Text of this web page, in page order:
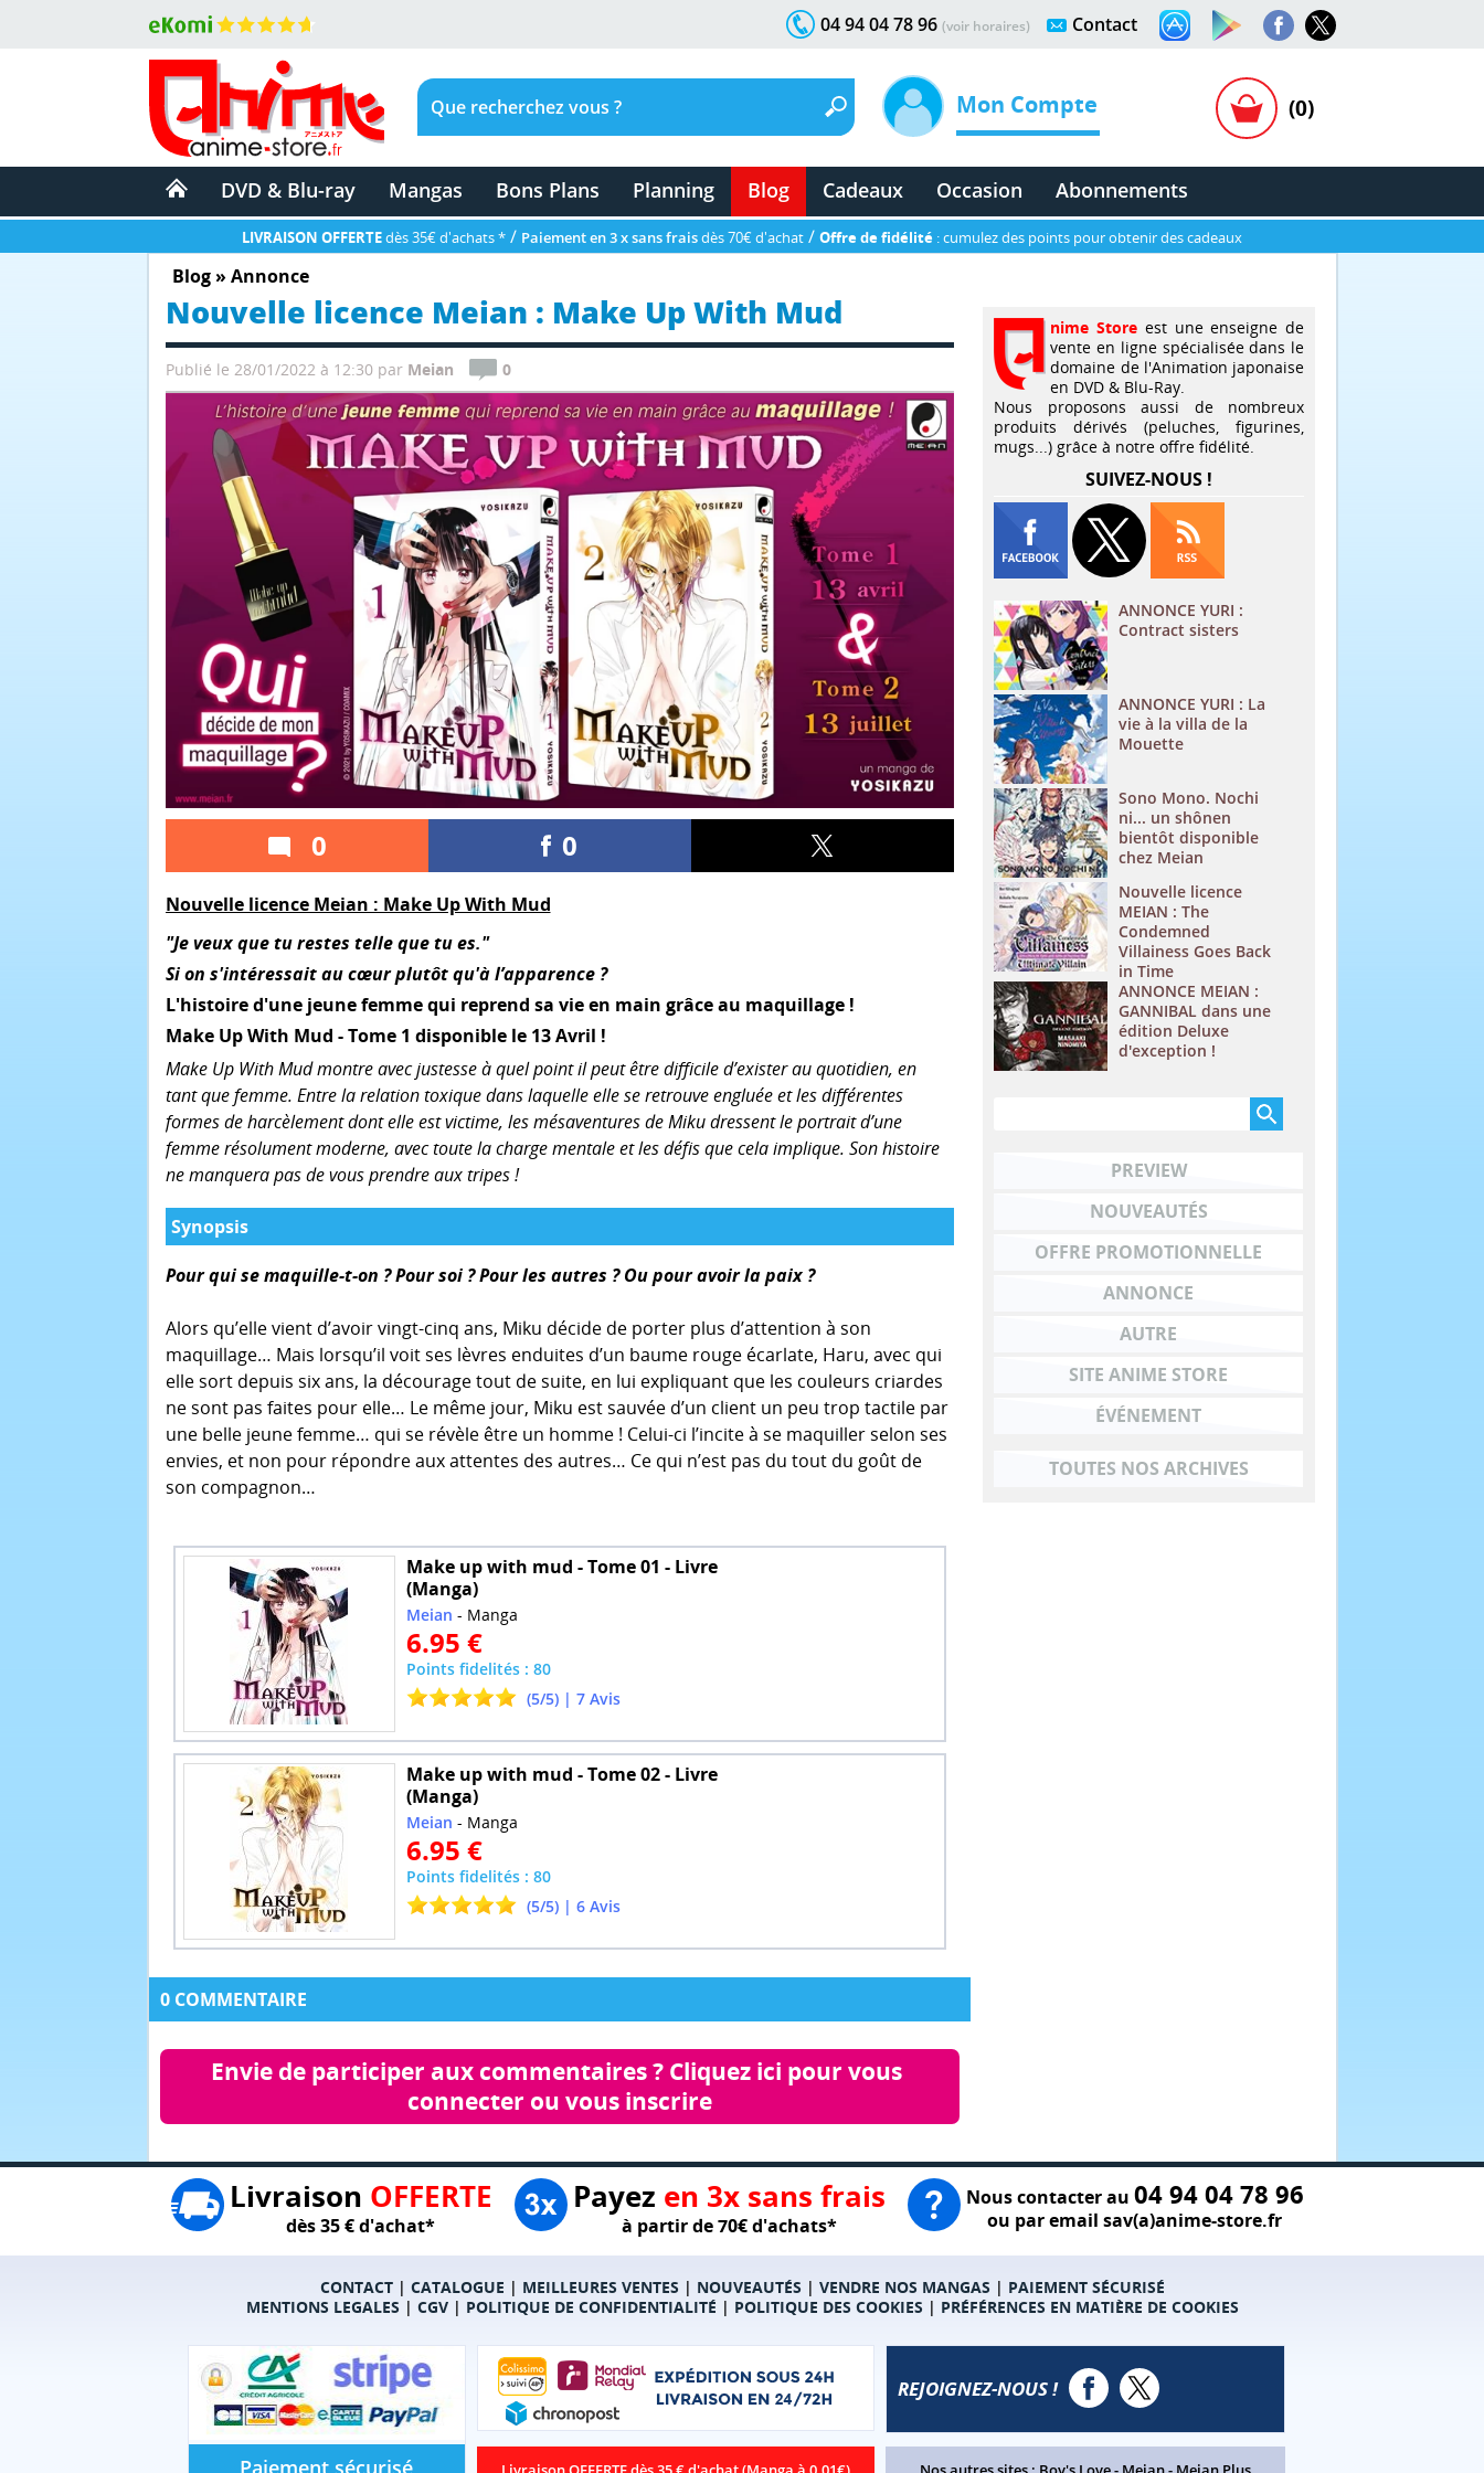
Contact
04 94 04 78 96 (voir horaires)
Mon Compte (0)
DVD & Blu-ray Mangas Bons Plans Planning Blog Cadeaux Occasion Abonnements
LIVRAISON OFFERTEdès 35€ d'achats * / Paiement en 3 x sans fraisdès 70€ d'achat / Offre de fidélité : cumulez des points pour obtenir des cadeaux
Blog» Annonce
Nouvelle licence Meian : Make Up With Mud
Publié le 28/01/2022 à 12:30 par Meian 0
0 0
Nouvelle licence Meian : Make Up With Mud
"Je veux que tu restes telle que tu es."
Si on s'intéressait au cœur plutôt qu'à l’apparence ?
L'histoire d'une jeune femme qui reprend sa vie en main grâce au maquillage !
Make Up With Mud - Tome 1 disponible le 13 Avril !
Make Up With Mud montre avec justesse à quel point il peut être difficile d’exister au quotidien, en
tant que femme. Entre la relation toxique dans laquelle elle se retrouve engluée et les différentes
formes de harcèlement dont elle est victime, les mésaventures de Miku dressent le portrait d’une
femme résolument moderne, avec toute la charge mentale et les défis que cela implique. Son histoire
ne manquera pas de vous prendre aux tripes !
Synopsis
Pour qui se maquille-t-on ? Pour soi ? Pour les autres ? Ou pour avoir la paix ?
Alors qu’elle vient d’avoir vingt-cinq ans, Miku décide de porter plus d’attention à son
maquillage… Mais lorsqu’il voit ses lèvres enduites d’un baume rouge écarlate, Haru, avec qui
elle sort depuis six ans, la décourage tout de suite, en lui expliquant que les couleurs criardes
ne sont pas faites pour elle… Le même jour, Miku est sauvée d’un client un peu trop tactile par
une belle jeune femme… qui se révèle être un homme ! Celui-ci l’incite à se maquiller selon ses
envies, et non pour répondre aux attentes des autres… Ce qui n’est pas du tout du goût de
son compagnon…
Make up with mud - Tome 01 - Livre
(Manga)
Meian - Manga
6.95 €
Points fidelités : 80
(5/5) | 7 Avis
Make up with mud - Tome 02 - Livre
(Manga)
Meian - Manga
6.95 €
Points fidelités : 80
(5/5) | 6 Avis
0 COMMENTAIRE
Envie de participer aux commentaires ? Cliquez ici pour vous
connecter ou vous inscrire
nime Store est une enseigne de
vente en ligne spécialisée dans le
domaine de l'Animation japonaise
en DVD & Blu-Ray.
Nous proposons aussi de nombreux
produits dérivés (peluches, figurines,
mugs...) grâce à notre offre fidélité.
SUIVEZ-NOUS !
ANNONCE YURI :
Contract sisters
ANNONCE YURI : La
vie à la villa de la
Mouette
Sono Mono. Nochi
ni... un shônen
bientôt disponible
chez Meian
Nouvelle licence
MEIAN : The
Condemned
Villainess Goes Back
in Time
ANNONCE MEIAN :
GANNIBAL dans une
édition Deluxe
d'exception !
PREVIEW
NOUVEAUTÉS
OFFRE PROMOTIONNELLE
ANNONCE
AUTRE
SITE ANIME STORE
ÉVÉNEMENT
TOUTES NOS ARCHIVES
Livraison OFFERTE
dès 35 € d'achat*
Payez en 3x sans frais
à partir de 70€ d'achats*
Nous contacter au 04 94 04 78 96
ou par email sav(a)anime-store.fr
CONTACT| CATALOGUE | MEILLEURES VENTES | NOUVEAUTÉS | VENDRE NOS MANGAS | PAIEMENT SÉCURISÉ
MENTIONS LEGALES | CGV| POLITIQUE DE CONFIDENTIALITÉ | POLITIQUE DES COOKIES | PRÉFÉRENCES EN MATIÈRE DE COOKIES
Paiement sécurisé
REJOIGNEZ-NOUS !